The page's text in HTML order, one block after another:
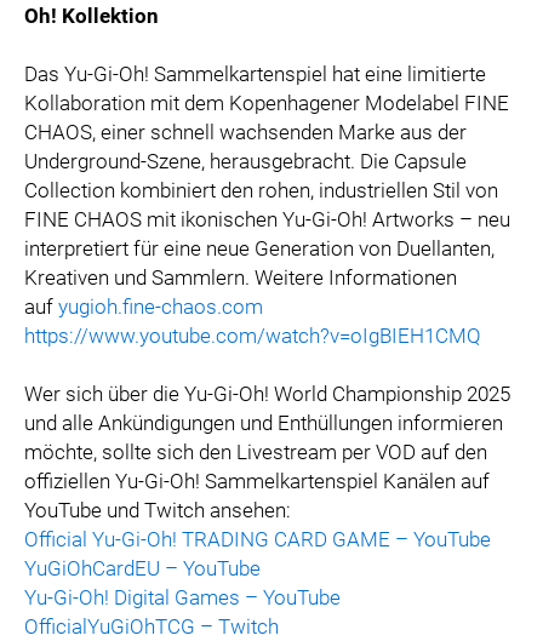
Oh! Kollektion
Das Yu-Gi-Oh! Sammelkartenspiel hat eine limitierte
Kollaboration mit dem Kopenhagener Modelabel FINE
CHAOS, einer schnell wachsenden Marke aus der
Underground-Szene, herausgebracht. Die Capsule
Collection kombiniert den rohen, industriellen Stil von
FINE CHAOS mit ikonischen Yu-Gi-Oh! Artworks – neu
interpretiert für eine neue Generation von Duellanten,
Kreativen und Sammlern. Weitere Informationen
auf yugioh.fine-chaos.com
https://www.youtube.com/watch?v=oIgBIEH1CMQ
Wer sich über die Yu-Gi-Oh! World Championship 2025
und alle Ankündigungen und Enthüllungen informieren
möchte, sollte sich den Livestream per VOD auf den
offiziellen Yu-Gi-Oh! Sammelkartenspiel Kanälen auf
YouTube und Twitch ansehen:
Official Yu-Gi-Oh! TRADING CARD GAME – YouTube
YuGiOhCardEU – YouTube
Yu-Gi-Oh! Digital Games – YouTube
OfficialYuGiOhTCG – Twitch